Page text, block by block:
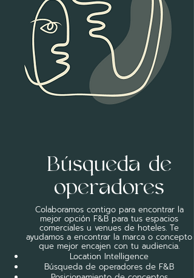
Búsqueda de
operadores
Colaboramos contigo para encontrar la
mejor opción F&B para tus espacios
comerciales u venues de hoteles. Te
ayudamos a encontrar la marca o concepto
que mejor encajen con tu audiencia.
Location Intelligence
Búsqueda de operadores de F&B